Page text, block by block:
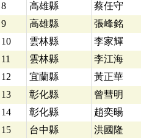
8
高雄縣 蔡任守
9
高雄縣 張峰銘
10
雲林縣 李家輝
11
雲林縣 李江海
12
宜蘭縣 黃正華
13
彰化縣 曾彗明
14
彰化縣 趙奕暘
15
台中縣 洪國隆